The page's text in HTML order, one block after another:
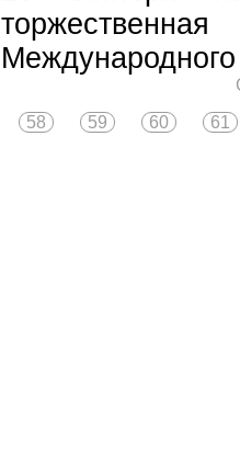
Международного
58 59 60 61